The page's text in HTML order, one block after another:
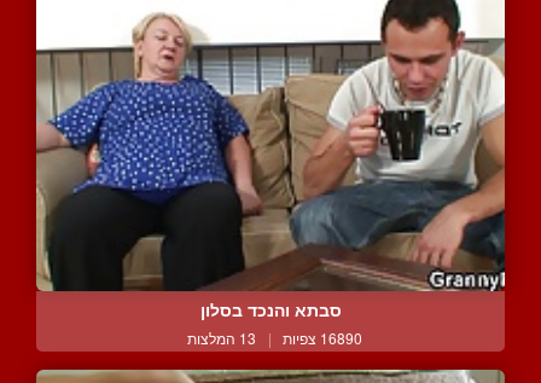
סבתא והנכד בסלון
16890 צפיות | 13 המלצות